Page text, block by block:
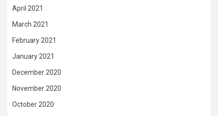
April 2021
March 2021
February 2021
January 2021
December 2020
November 2020
October 2020